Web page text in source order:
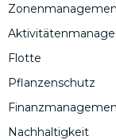
Flotte
Pflanzenschutz
Nachhaltigkeit